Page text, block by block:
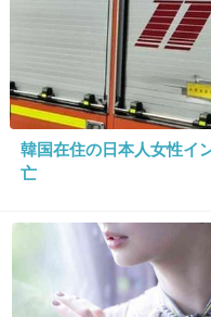
26. 匿名2016/02/01(月) 21:47:30
７才の息子。ずっと私
意外と難しい。中をブロ
韓国在住の日本人女性
亡